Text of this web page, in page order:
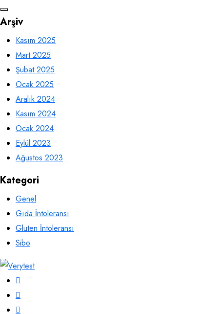
Arşiv
Kasım 2025
Mart 2025
Şubat 2025
Ocak 2025
Aralık 2024
Kasım 2024
Ocak 2024
Eylül 2023
Ağustos 2023
Kategori
Genel
Gıda İntoleransı
Gluten İntoleransı
Sibo